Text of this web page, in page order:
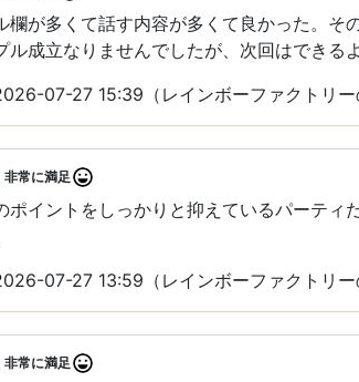
欄が多くて話す内容が多くて良かった。そ
ル成立なりませんでしたが、次回はできる
07-27 15:39（レインボーファクトリー
非常に満足
ポイントをしっかりと抑えているパーテ
07-27 13:59（レインボーファクトリー
非常に満足